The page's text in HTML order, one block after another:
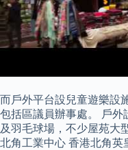
而戶外平台設兒童遊樂設
包括區議員辦事處。 戶
及羽毛球場，不少屋苑大
北角工業中心 香港北角英